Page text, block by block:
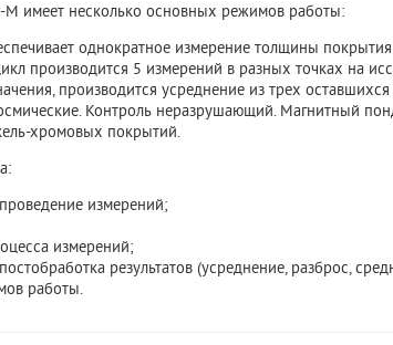
имеет несколько основных режимов работы:
однократное измерение толщины
производится 5 измерений в разных точках на
производится усреднение из трех
Контроль неразрушающий. Магнитный
хромовых покрытий.
измерений;
измерений;
результатов (усреднение, разброс,
работы.